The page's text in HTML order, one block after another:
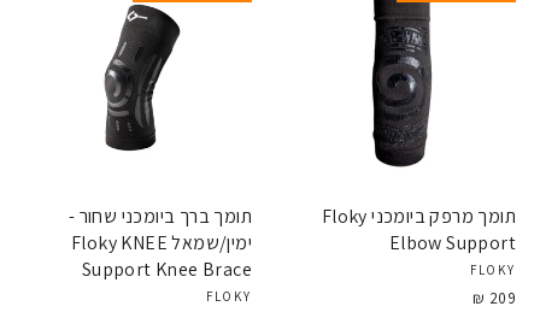
תומך מרפק ביומכני Floky
Elbow Support
FLOKY
209 ₪
תומך ברך ביומכני שחור -
ימין/שמאל Floky KNEE
Support Knee Brace
FLOKY